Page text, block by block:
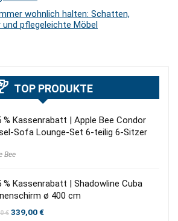
wohnlich halten: Schatten,
pflegeleichte Möbel
TOP PRODUKTE
% Kassenrabatt | Apple Bee Condor
Sofa Lounge-Set 6-teilig 6-Sitzer
Bee
% Kassenrabatt | Shadowline Cuba
ø 400 cm
€ Ursprünglicher
339,00€Aktueller